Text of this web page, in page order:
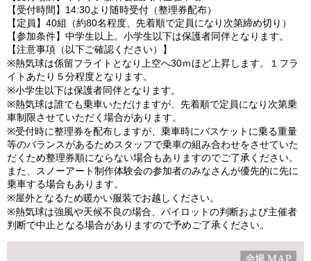
【受付時間】14:30より随時受付（整理券配布）
【定員】40組（約80名程度、先着順で定員になり次第締め切り）
【参加条件】中学生以上。小学生以下は保護者同伴となります。
【注意事項（以下ご確認ください）】
※熱気球は係留フライトとなり上空へ30ｍほど上昇します。１フラ
イトあたり５分程度となります。
※小学生以下は保護者同伴となります。
※熱気球は誰でも乗車いただけますが、先着順で定員になり次第乗
車制限させていただく場合があります。
※受付時に整理券を配布しますが、乗車時にバスケットに乗る重量
等のバランスがあるためスタッフで乗車の組み合わせをさせていた
だくため整理券順にならない場合もありますのでご了承ください。
また、スノーアート制作体験会の参加者のみなさんが優先的に先に
乗車する場合もあります。
※屋外となるため暖かい服装でお越しください。
※熱気球は強風や天候不良の場合、パイロットの判断および主催者
判断で中止となる場合がありますので予めご了承ください。